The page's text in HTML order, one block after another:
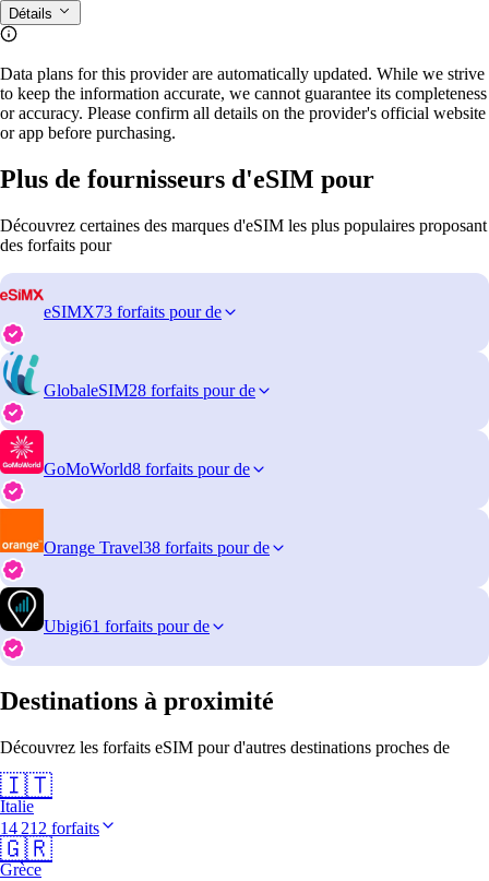
Détails
Data plans for this provider are automatically updated. While we strive
to keep the information accurate, we cannot guarantee its completeness
or accuracy. Please confirm all details on the provider's official website
or app before purchasing.
Plus de fournisseurs d'eSIM pour
Découvrez certaines des marques d'eSIM les plus populaires proposant
des forfaits pour
eSIMX73 forfaits pour de
GlobaleSIM28 forfaits pour de
GoMoWorld8 forfaits pour de
Orange Travel38 forfaits pour de
Ubigi61 forfaits pour de
Destinations à proximité
Découvrez les forfaits eSIM pour d'autres destinations proches de
🇮🇹
Italie
14 212 forfaits
🇬🇷
Grèce